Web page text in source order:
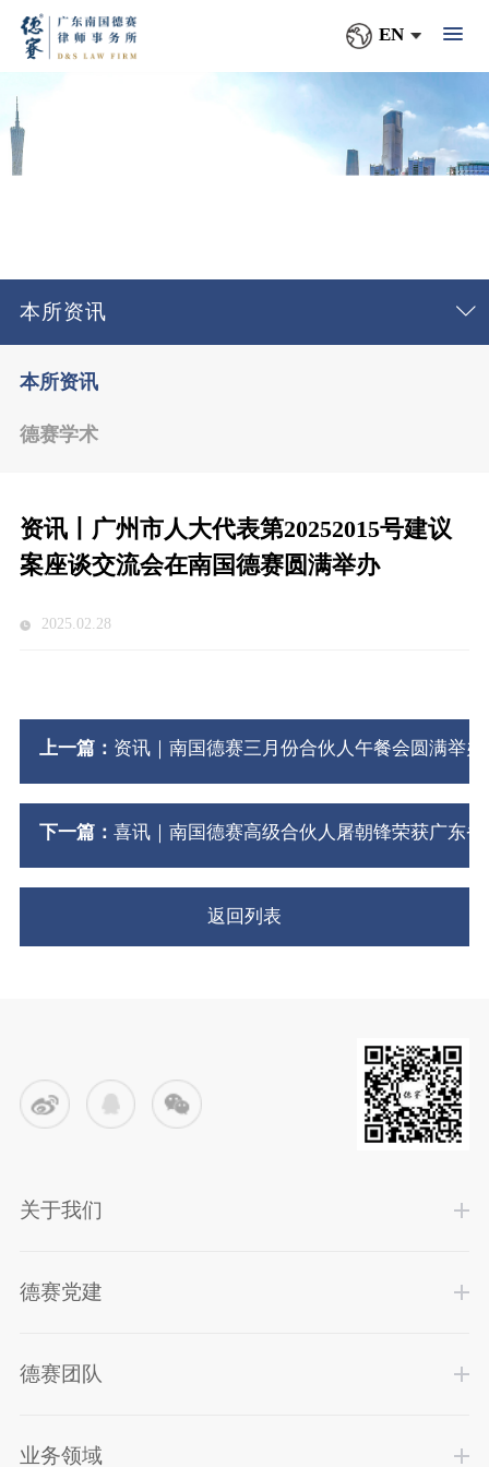
EN
本所资讯
本所资讯
德赛学术
资讯丨广州市人大代表第20252015号建议
案座谈交流会在南国德赛圆满举办
2025.02.28
上一篇： 资讯｜南国德赛三月份合伙人午餐会圆满举办
下一篇： 喜讯｜南国德赛高级合伙人屠朝锋荣获广东
返回列表
关于我们
德赛党建
德赛团队
业务领域